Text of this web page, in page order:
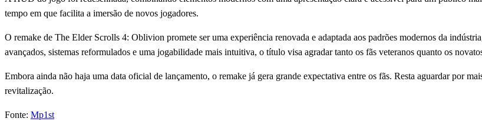
tempo em que facilita a imersão de novos jogadores.
O remake de The Elder Scrolls 4: Oblivion promete ser uma experiência renovada e adaptada aos padrões modernos da
avançados, sistemas reformulados e uma jogabilidade mais intuitiva, o título visa agradar tanto os fãs veteranos quanto os
Embora ainda não haja uma data oficial de lançamento, o remake já gera grande expectativa entre os fãs. Resta aguardar por
revitalização.
Fonte: Mp1st